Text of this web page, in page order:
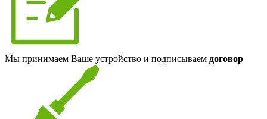
Мы принимаем Ваше устройство и подписываем договор